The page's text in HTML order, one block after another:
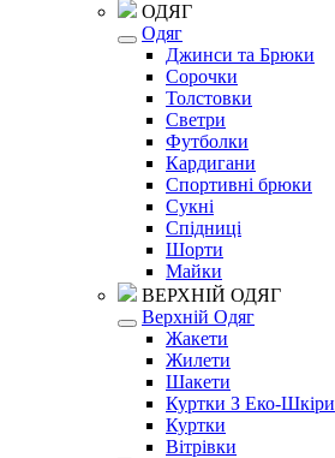
ОДЯГ
Одяг
Джинси та Брюки
Сорочки
Толстовки
Светри
Футболки
Кардигани
Спортивні брюки
Сукні
Спідниці
Шорти
Майки
ВЕРХНІЙ ОДЯГ
Верхній Одяг
Жакети
Жилети
Шакети
Куртки З Еко-Шкіри
Куртки
Вітрівки